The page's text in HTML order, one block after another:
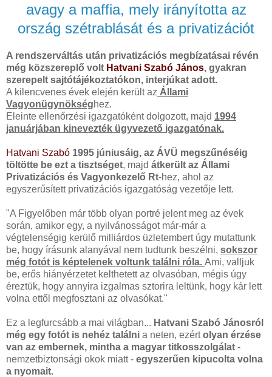
avagy a maffia, mely irányította az
ország szétrablását és a privatizációt
A rendszerváltás után privatizációs megbízatásai révén
még közszereplő volt Hatvani Szabó János, gyakran
szerepelt sajtótájékoztatókon, interjúkat adott.
A kilencvenes évek elején került az Állami
Vagyonügynökséghez.
Eleinte ellenőrzési igazgatóként dolgozott, majd 1994
januárjában kinevezték ügyvezető igazgatónak.
Hatvani Szabó 1995 júniusáig, az ÁVÜ megszűnéséig
töltötte be ezt a tisztséget, majd átkerült az Állami
Privatizációs és Vagyonkezelő Rt-hez, ahol az
egyszerűsített privatizációs igazgatóság vezetője lett.
"A Figyelőben már több olyan portré jelent meg az évek
során, amikor egy, a nyilvánosságot már-már a
végtelenségig kerülő milliárdos üzletembert úgy mutattunk
be, hogy írásunk alanyával nem tudtunk beszélni, sokszor
még fotót is képtelenek voltunk találni róla. Ami, valljuk
be, erős hiányérzetet kelthetett az olvasóban, mégis úgy
éreztük, hogy annyira izgalmas sztorira leltünk, hogy kár lett
volna ettől megfosztani az olvasókat."
Ez a legfurcsább a mai világban... Hatvani Szabó Jánosról
még egy fotót is nehéz találni a neten, ezértolyan érzése
van az embernek, mintha a magyar titkosszolgálat -
nemzetbiztonsági okok miatt - egyszerűen kipucolta volna
a nyomait.